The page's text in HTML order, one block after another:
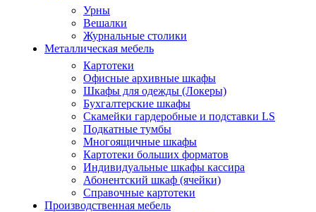
Урны
Вешалки
Журнальные столики
Металлическая мебель
Картотеки
Офисные архивные шкафы
Шкафы для одежды (Локеры)
Бухгалтерские шкафы
Скамейки гардеробные и подставки LS
Подкатные тумбы
Многоящичные шкафы
Картотеки больших форматов
Индивидуальные шкафы кассира
Абонентский шкаф (ячейки)
Справочные картотеки
Производственная мебель